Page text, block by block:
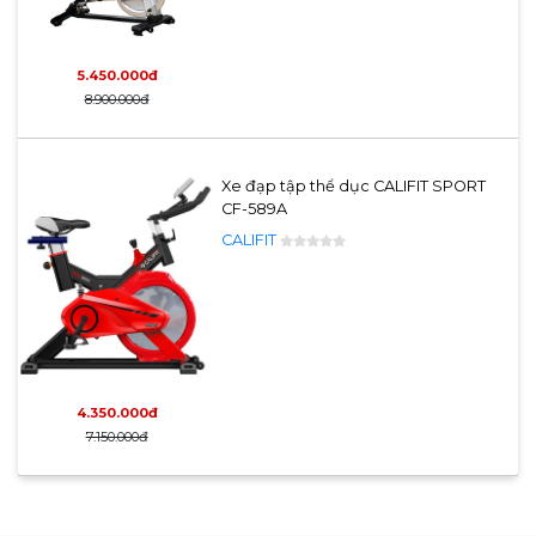
5.450.000đ
8.900.000đ
4.350.000đ
7.150.000đ
Xe đạp tập thể dục CALIFIT SPORT
CF-589A
CALIFIT